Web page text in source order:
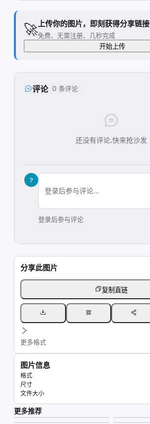
🚀上传你的图片，即刻获得分享链接
免费、无需注册、几秒完成
开始上传
评论 0 条评论
还没有评论,快来抢沙发
?
登录后参与评论...
登录后参与评论
分享此图片
复制直链
更多格式
图片信息
格式
尺寸
文件大小
更多推荐
8.8K
9.8K